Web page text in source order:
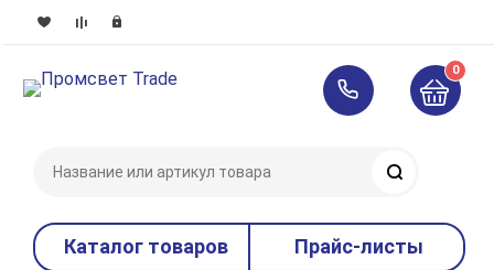
0
Каталог товаров Прайс-листы